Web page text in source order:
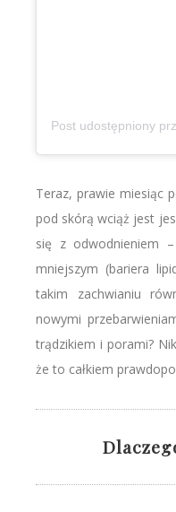
Teraz, prawie miesiąc
pod skórą wciąż jest
się z odwodnieniem
mniejszym (bariera
takim zachwianiu
nowymi
trądzikiem i porami?
że to całkiem